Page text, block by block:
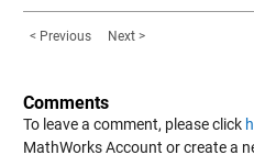
< Previous Next >
Comments
To leave a comment, please click
MathWorks Account or create a